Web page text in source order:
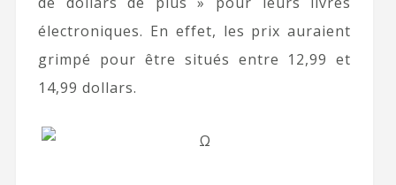
électroniques. En effet, les prix auraient
grimpé pour être situés entre 12,99 et
14,99 dollars.